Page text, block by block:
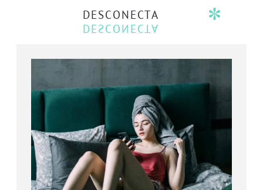
DESCONECTA